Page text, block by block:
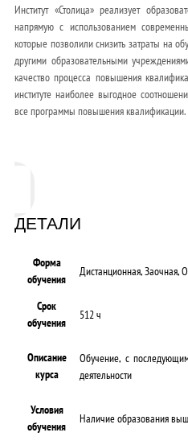
Институт «Столица» реализует
напрямую с использованием
которые позволили снизить затраты на
другими образовательными
качество процесса повышения
институте наиболее выгодное
все программы повышения квалификации.
ДЕТАЛИ
Форма
обучения
Дистанционная, Заочная,
Срок
обучения
512 ч
Описание
курса
Обучение, с
деятельности
Условия
обучения
Наличие образования